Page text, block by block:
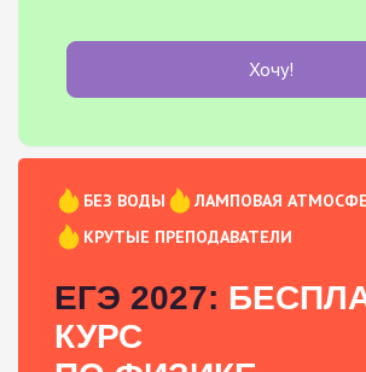
Хочу!
БЕЗ ВОДЫ
ЛАМПОВАЯ
КРУТЫЕ ПРЕПОДАВАТЕЛИ
ЕГЭ 2027:
КУРС